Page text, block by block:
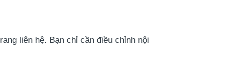
liên hệ. Bạn chỉ cần điều chỉnh nội